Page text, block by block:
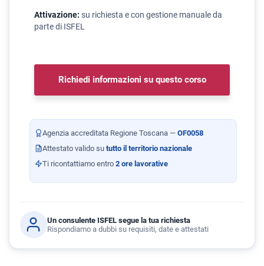
Attivazione: su richiesta e con gestione manuale da
parte di ISFEL
Richiedi informazioni su questo corso
Agenzia accreditata Regione Toscana — OF0058
Attestato valido su tutto il territorio nazionale
Ti ricontattiamo entro 2 ore lavorative
Un consulente ISFEL segue la tua richiesta
Rispondiamo a dubbi su requisiti, date e attestati